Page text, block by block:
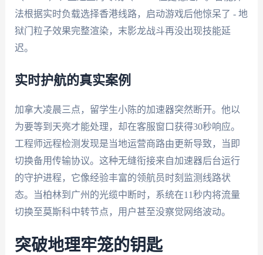
法根据实时负载选择香港线路，启动游戏后他惊呆了 - 地
狱门粒子效果完整渲染，末影龙战斗再没出现技能延
迟。
实时护航的真实案例
加拿大凌晨三点，留学生小陈的加速器突然断开。他以
为要等到天亮才能处理，却在客服窗口获得30秒响应。
工程师远程检测发现是当地运营商路由更新导致，当即
切换备用传输协议。这种无缝衔接来自加速器后台运行
的守护进程，它像经验丰富的领航员时刻监测线路状
态。当柏林到广州的光缆中断时，系统在11秒内将流量
切换至莫斯科中转节点，用户甚至没察觉网络波动。
突破地理牢笼的钥匙